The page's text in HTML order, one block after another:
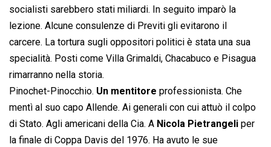
socialisti sarebbero stati miliardi. In seguito imparò la
lezione. Alcune consulenze di Previti gli evitarono il
carcere. La tortura sugli oppositori politici è stata una sua
specialità. Posti come Villa Grimaldi, Chacabuco e Pisagua
rimarranno nella storia.
Pinochet-Pinocchio. Un mentitore professionista. Che
mentì al suo capo Allende. Ai generali con cui attuò il colpo
di Stato. Agli americani della Cia. A Nicola Pietrangeli per
la finale di Coppa Davis del 1976. Ha avuto le sue